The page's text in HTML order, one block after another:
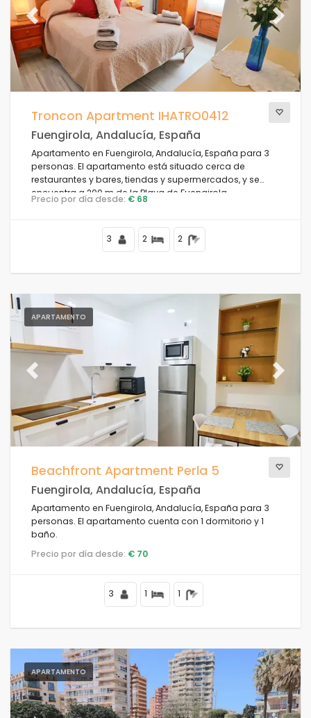
Categorías adicionales
Su última visita (0)
Sus favoritos (0)
Novedades
Propiedades de lujo (0)
Fin de semana (0)
Del mes (0)
Para la familia (0)
Para las parejas (15)
Cerca de campos de golf (1)
En área rural (1)
Madia pizarra (0)
Descuentos especiales
Previous Next
Troncon Apartment IHATRO0412
Fuengirola, Andalucía, España
Apartamento en Fuengirola, Andalucía, España para 3
personas. El apartamento está situado cerca de
restaurantes y bares, tiendas y supermercados, y se
encuentra a 200 m de la Playa de Fuengirola.
Precio por día desde: € 68
3 2 2
APARTAMENTO
Previous Next
Beachfront Apartment Perla 5
Fuengirola, Andalucía, España
Apartamento en Fuengirola, Andalucía, España para 3
personas. El apartamento cuenta con 1 dormitorio y 1
baño.
Precio por día desde: € 70
3 1 1
APARTAMENTO